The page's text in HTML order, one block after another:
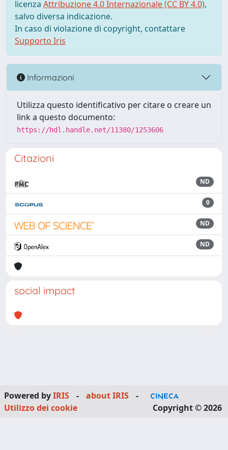
licenza Attribuzione 4.0 Internazionale (CC BY 4.0),
salvo diversa indicazione.
In caso di violazione di copyright, contattare
Supporto Iris
Informazioni
Utilizza questo identificativo per citare o creare un
link a questo documento:
https://hdl.handle.net/11380/1253606
Citazioni
ND
0
ND
ND
social impact
Powered byIRIS - about IRIS
-
Utilizzo dei cookie
Copyright © 2026